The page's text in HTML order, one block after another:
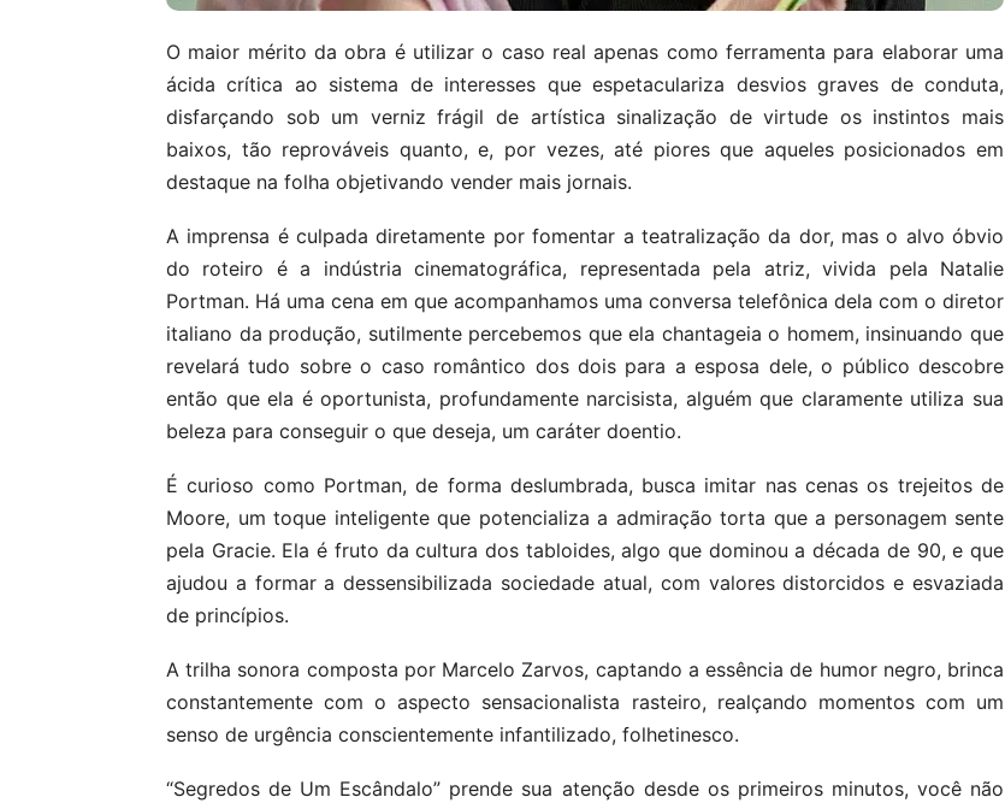
O maior mérito da obra é utilizar o caso real apenas como ferramenta para elaborar uma
ácida crítica ao sistema de interesses que espetaculariza desvios graves de conduta,
disfarçando sob um verniz frágil de artística sinalização de virtude os instintos mais
baixos, tão reprováveis quanto, e, por vezes, até piores que aqueles posicionados em
destaque na folha objetivando vender mais jornais.
A imprensa é culpada diretamente por fomentar a teatralização da dor, mas o alvo óbvio
do roteiro é a indústria cinematográfica, representada pela atriz, vivida pela Natalie
Portman. Há uma cena em que acompanhamos uma conversa telefônica dela com o diretor
italiano da produção, sutilmente percebemos que ela chantageia o homem, insinuando que
revelará tudo sobre o caso romântico dos dois para a esposa dele, o público descobre
então que ela é oportunista, profundamente narcisista, alguém que claramente utiliza sua
beleza para conseguir o que deseja, um caráter doentio.
É curioso como Portman, de forma deslumbrada, busca imitar nas cenas os trejeitos de
Moore, um toque inteligente que potencializa a admiração torta que a personagem sente
pela Gracie. Ela é fruto da cultura dos tabloides, algo que dominou a década de 90, e que
ajudou a formar a dessensibilizada sociedade atual, com valores distorcidos e esvaziada
de princípios.
A trilha sonora composta por Marcelo Zarvos, captando a essência de humor negro, brinca
constantemente com o aspecto sensacionalista rasteiro, realçando momentos com um
senso de urgência conscientemente infantilizado, folhetinesco.
“Segredos de Um Escândalo” prende sua atenção desde os primeiros minutos, você não